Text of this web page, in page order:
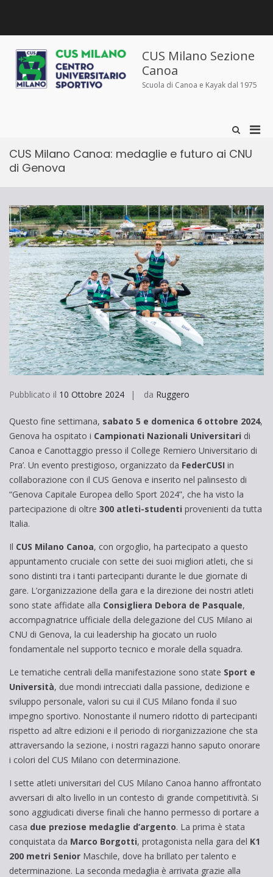
siamo
siamo
e
iscrizioni
sportivo
CUS Milano Sezione
Canoa
Scuola di Canoa e Kayak dal 1975
Mostra
modulo
per
CUS Milano Canoa: medaglie e futuro ai CNU
di Genova
Pubblicato il 10 Ottobre 2024 da Ruggero
Questo fine settimana, sabato 5 e domenica 6 ottobre 2024,
Genova ha ospitato i Campionati Nazionali Universitari di
Canoa e Canottaggio presso il College Remiero Universitario di
Pra’. Un evento prestigioso, organizzato da FederCUSI in
collaborazione con il CUS Genova e inserito nel palinsesto di
“Genova Capitale Europea dello Sport 2024”, che ha visto la
partecipazione di oltre 300 atleti-studenti provenienti da tutta
Italia.
Il CUS Milano Canoa, con orgoglio, ha partecipato a questo
appuntamento cruciale con sette dei suoi migliori atleti, che si
sono distinti tra i tanti partecipanti durante le due giornate di
gare. L’organizzazione della gara e la direzione dei nostri atleti
sono state affidate alla Consigliera Debora de Pasquale,
accompagnatrice ufficiale della delegazione del CUS Milano ai
CNU di Genova, la cui leadership ha giocato un ruolo
fondamentale nel supporto tecnico e morale della squadra.
Le tematiche centrali della manifestazione sono state Sport e
Università, due mondi intrecciati dalla passione, dedizione e
sviluppo personale, valori su cui il CUS Milano fonda il suo
impegno sportivo. Nonostante il numero ridotto di partecipanti
rispetto ad altre edizioni e il periodo di riorganizzazione che sta
attraversando la sezione, i nostri ragazzi hanno saputo onorare
i colori del CUS Milano con determinazione.
I sette atleti universitari del CUS Milano Canoa hanno affrontato
avversari di alto livello in un contesto di grande competitività. Si
sono aggiudicati diverse finali che hanno permesso di portare a
casa due preziose medaglie d’argento. La prima è stata
conquistata da Marco Borgotti, protagonista nella gara del K1
200 metri Senior Maschile, dove ha brillato per talento e
determinazione. La seconda medaglia è arrivata grazie alla